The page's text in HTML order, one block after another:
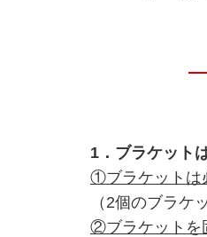
1．ブラケット
①ブラケットは
（2個のブラケ
②ブラケットを